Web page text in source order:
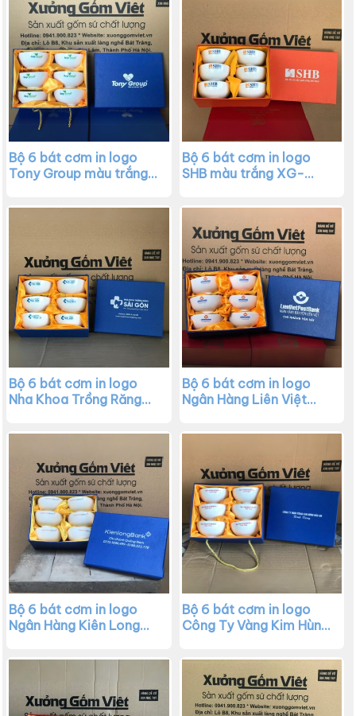
Bộ 6 bát cơm in logo
Tony Group màu trắng
Bộ 6 bát cơm in logo
SHB màu trắng XG-
Bộ 6 bát cơm in logo
Nha Khoa Trồng Răng
BC12
Bộ 6 bát cơm in logo
Ngân Hàng Liên Việt
Bộ 6 bát cơm in logo
Ngân Hàng Kiên Long
Bộ 6 bát cơm in logo
Công Ty Vàng Kim Hùng
BC09